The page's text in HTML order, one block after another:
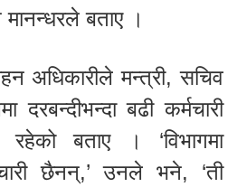
बताए ।
अधिकारीले मन्त्री, सचिव
दरबन्दीभन्दा बढी कर्मचारी
रहेको बताए । ‘विभागमा
छैनन्,’ उनले भने, ‘ती